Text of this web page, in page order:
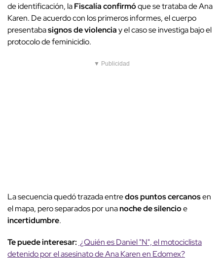
de identificación, laFiscalía confirmóque se trataba de Ana
Karen. De acuerdo con los primeros informes, el cuerpo
presentabasignos de violenciay el caso se investiga bajo el
protocolo de feminicidio.
▼ Publicidad
La secuencia quedó trazada entredos puntos cercanosen
el mapa, pero separados por unanoche de silencioe
incertidumbre.
Te puede interesar: ¿Quién es Daniel "N", el motociclista
detenido por el asesinato de Ana Karen en Edomex?